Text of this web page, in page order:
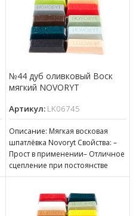
№44 дуб оливковый Воск
мягкий NOVORYT
Артикул: LK06745
Описание: Мягкая восковая
шпатлёвка Novoryt Свойства: –
Прост в применении– Отличное
сцепление при постоянстве
консистенции– Готов к